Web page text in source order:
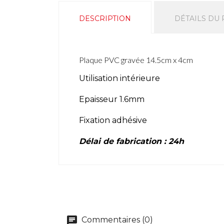
DESCRIPTION DÉTAILS DU
Plaque PVC gravée 14.5cm x 4cm
Utilisation intérieure
Epaisseur 1.6mm
Fixation adhésive
Délai de fabrication : 24h
Commentaires (0)